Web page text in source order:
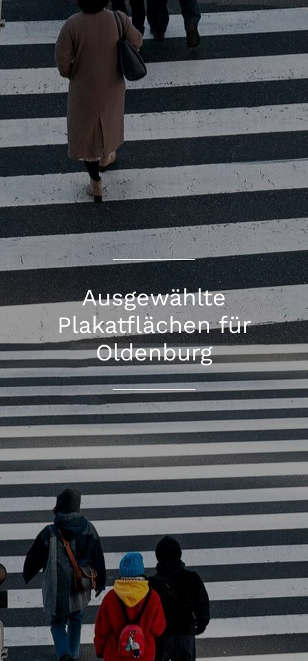
Ausgewählte
Plakatflächen für
Oldenburg